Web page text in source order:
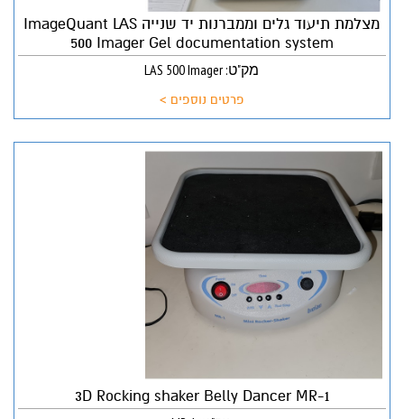
מצלמת תיעוד גלים וממברנות יד שנייה ImageQuant LAS
500 Imager Gel documentation system
מק"ט: LAS 500 Imager
פרטים נוספים >
3D Rocking shaker Belly Dancer MR-1